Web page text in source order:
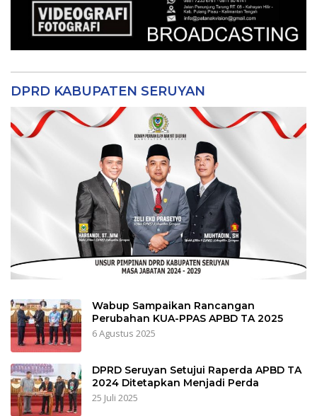
DPRD KABUPATEN SERUYAN
Wabup Sampaikan Rancangan
Perubahan KUA-PPAS APBD TA 2025
6 Agustus 2025
DPRD Seruyan Setujui Raperda APBD TA
2024 Ditetapkan Menjadi Perda
25 Juli 2025